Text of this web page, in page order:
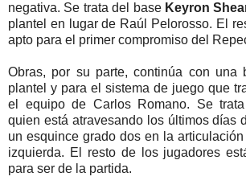
negativa. Se trata del base Keyron
plantel en lugar de Raúl Pelorosso. El
apto para el primer compromiso del
Obras, por su parte, continúa con una
plantel y para el sistema de juego que
el equipo de Carlos Romano. Se
quien está atravesando los últimos días
un esquince grado dos en la
izquierda. El resto de los jugadores
para ser de la partida.